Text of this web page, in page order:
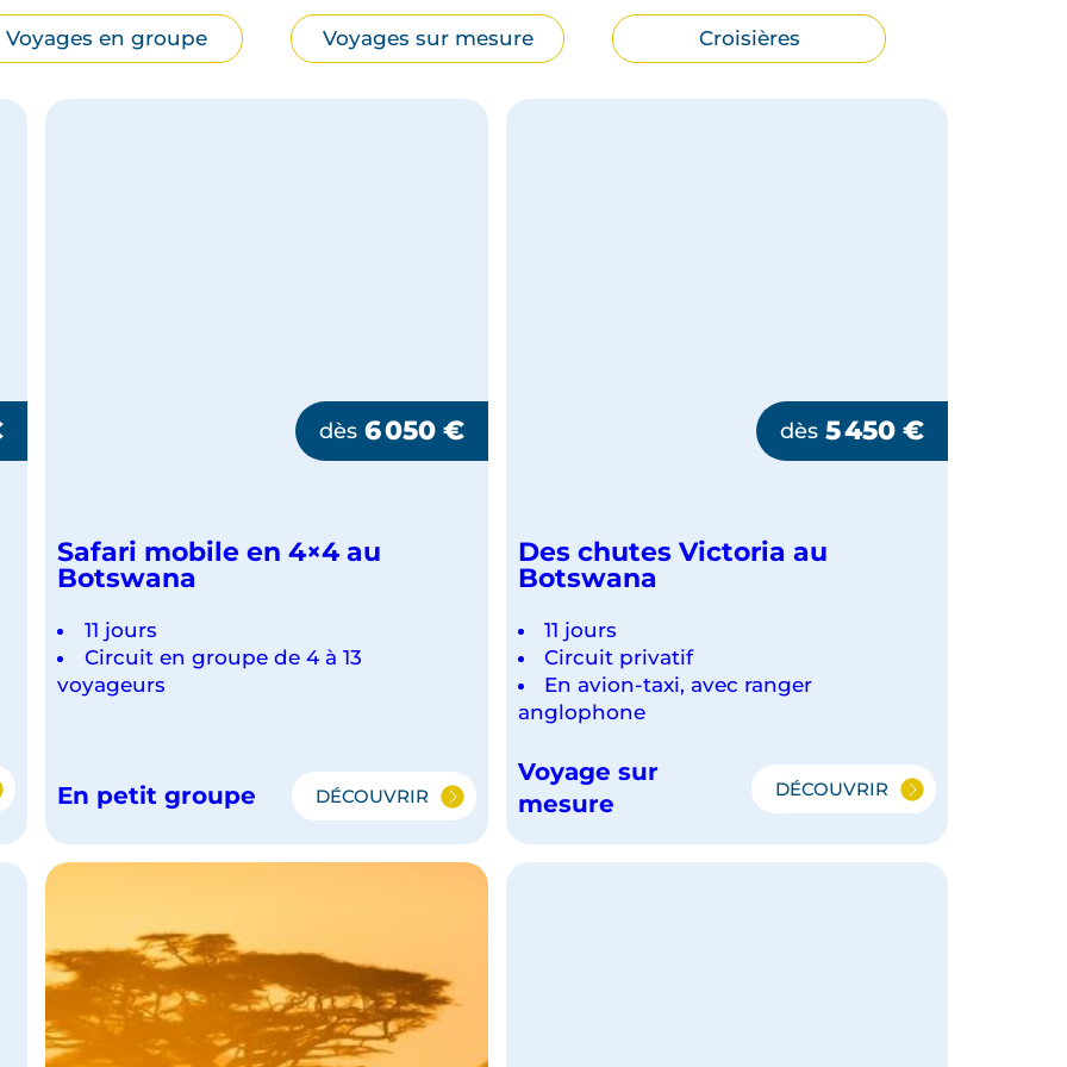
Voyages en groupe Voyages sur mesure Croisières
dès 6 050 €
Safari mobile en 4×4 au
Botswana
11 jours
Circuit en groupe de 4 à 13
voyageurs
En petit groupe DÉCOUVRIR
SAFARI
EN
dès 5 450 €
Des chutes Victoria au
Botswana
11 jours
Circuit privatif
En avion-taxi, avec ranger
anglophone
Voyage sur
mesure
DÉCOUVRIR
DES
VICTORIA